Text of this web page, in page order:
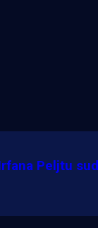
Peljtu